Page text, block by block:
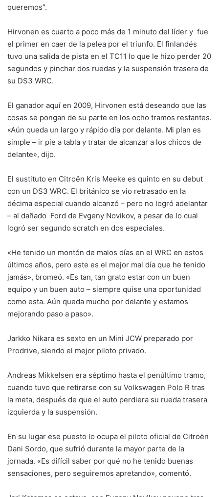
queremos”.
Hirvonen es cuarto a poco más de 1 minuto del líder y fue
el primer en caer de la pelea por el triunfo. El finlandés
tuvo una salida de pista en el TC11 lo que le hizo perder 20
segundos y pinchar dos ruedas y la suspensión trasera de
su DS3 WRC.
El ganador aquí en 2009, Hirvonen está deseando que las
cosas se pongan de su parte en los ocho tramos restantes.
«Aún queda un largo y rápido día por delante. Mi plan es
simple – ir pie a tabla y tratar de alcanzar a los chicos de
delante», dijo.
El sustituto en Citroën Kris Meeke es quinto en su debut
con un DS3 WRC. El británico se vio retrasado en la
décima especial cuando alcanzó – pero no logró adelantar
– al dañado Ford de Evgeny Novikov, a pesar de lo cual
logró ser segundo scratch en dos especiales.
«He tenido un montón de malos días en el WRC en estos
últimos años, pero este es el mejor mal día que he tenido
jamás», bromeó. «Es tan, tan grato estar con un buen
equipo y un buen auto – siempre quise una oportunidad
como esta. Aún queda mucho por delante y estamos
mejorando paso a paso».
Jarkko Nikara es sexto en un Mini JCW preparado por
Prodrive, siendo el mejor piloto privado.
Andreas Mikkelsen era séptimo hasta el penúltimo tramo,
cuando tuvo que retirarse con su Volkswagen Polo R tras
la meta, después de que el auto perdiera su rueda trasera
izquierda y la suspensión.
En su lugar ese puesto lo ocupa el piloto oficial de Citroën
Dani Sordo, que sufrió durante la mayor parte de la
jornada. «Es difícil saber por qué no he tenido buenas
sensaciones, pero seguiremos apretando», comentó.